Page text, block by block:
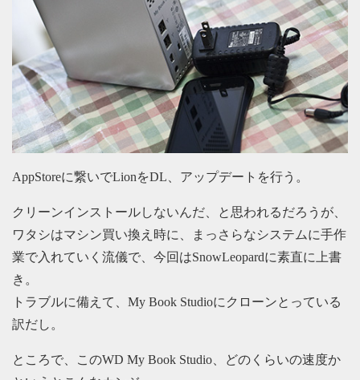
AppStoreに繋いでLionをDL、アップデートを行う。
クリーンインストールしないんだ、と思われるだろうが、
ワタシはマシン買い換え時に、まっさらなシステムに手作
業で入れていく流儀で、今回はSnowLeopardに素直に上書
き。
トラブルに備えて、My Book Studioにクローンとっている
訳だし。
ところで、このWD My Book Studio、どのくらいの速度か